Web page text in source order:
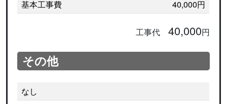
基本工事費 40,000円
工事代 40,000円
その他
なし